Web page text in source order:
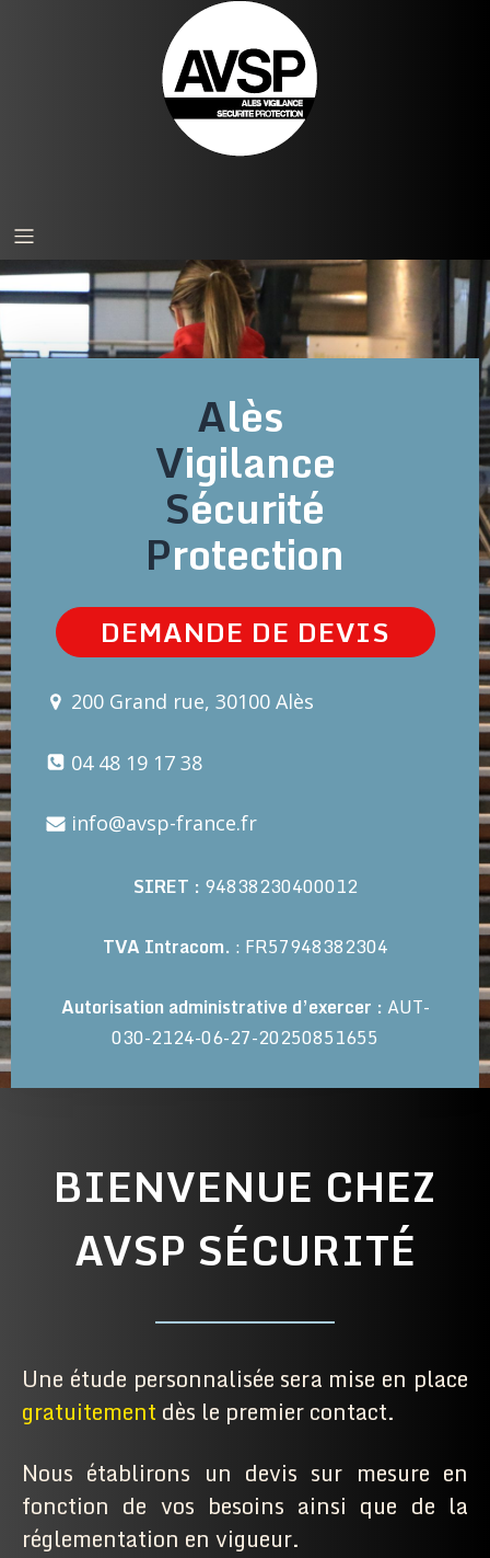
Alès
Vigilance
Sécurité
Protection
DEMANDE DE DEVIS
200 Grand rue, 30100 Alès
04 48 19 17 38
info@avsp-france.fr
SIRET : 94838230400012
TVA Intracom. : FR57948382304
Autorisation administrative d’exercer : AUT-
030-2124-06-27-20250851655
BIENVENUE CHEZ
AVSP SÉCURITÉ
Une étude personnalisée sera mise en place
gratuitement dès le premier contact.
Nous établirons un devis sur mesure en
fonction de vos besoins ainsi que de la
réglementation en vigueur.